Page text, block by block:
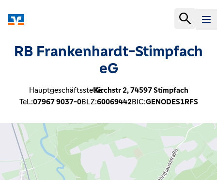
RB Frankenhardt-Stimpfach
eG
Hauptgeschäftsstelle:Kirchstr 2,74597Stimpfach
Tel.:07967 9037-0BLZ:60069442BIC:GENODES1RFS